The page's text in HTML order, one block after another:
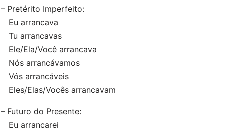
– Pretérito Imperfeito:
Eu arrancava
Tu arrancavas
Ele/Ela/Você arrancava
Nós arrancávamos
Vós arrancáveis
Eles/Elas/Vocês arrancavam
– Futuro do Presente:
Eu arrancarei